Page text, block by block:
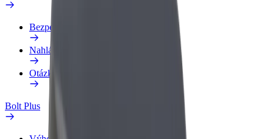
Bezpečnostný lab
Nahlásiť problém
Otázky
Bolt Plus